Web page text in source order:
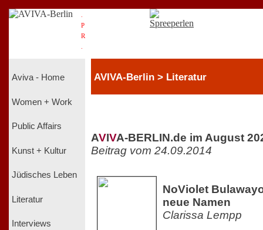
P
R
Aviva - Home
Women + Work
Public Affairs
Kunst + Kultur
Jüdisches Leben
Literatur
Interviews
AVIVA-Berlin > Literatur
AVIVA-BERLIN.de im August
Beitrag vom 24.09.2014
NoViolet
neue Namen
Clarissa Lempp